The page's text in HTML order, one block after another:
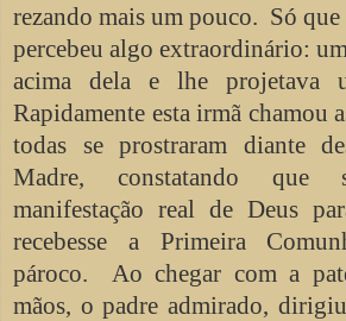
rezando mais um pouco. Só que
percebeu algo extraordinário:
acima dela e lhe projetava
Rapidamente esta irmã chamou
todas se prostraram diante
Madre, constatando
manifestação real de Deus
recebesse a Primeira
pároco. Ao chegar com a
mãos, o padre admirado,